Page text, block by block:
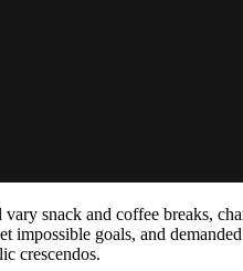
snack and coffee breaks,
impossible goals, and
crescendos.